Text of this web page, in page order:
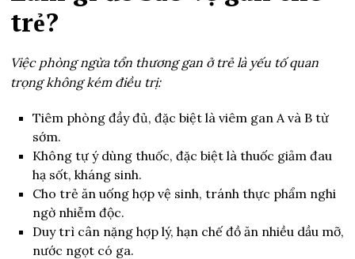
trẻ?
Việc phòng ngừa tổn thương gan ở trẻ là yếu tố quan
trọng không kém điều trị:
Tiêm phòng đầy đủ, đặc biệt là viêm gan A và B từ
sớm.
Không tự ý dùng thuốc, đặc biệt là thuốc giảm đau
hạ sốt, kháng sinh.
Cho trẻ ăn uống hợp vệ sinh, tránh thực phẩm nghi
ngờ nhiễm độc.
Duy trì cân nặng hợp lý, hạn chế đồ ăn nhiều dầu mỡ,
nước ngọt có ga.